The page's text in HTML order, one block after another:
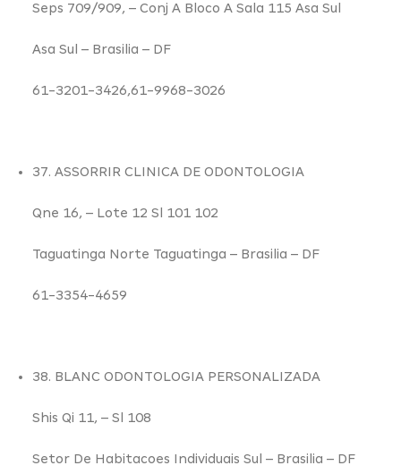
Seps 709/909, – Conj A Bloco A Sala 115 Asa Sul
Asa Sul – Brasilia – DF
61-3201-3426,61-9968-3026
37. ASSORRIR CLINICA DE ODONTOLOGIA
Qne 16, – Lote 12 Sl 101 102
Taguatinga Norte Taguatinga – Brasilia – DF
61-3354-4659
38. BLANC ODONTOLOGIA PERSONALIZADA
Shis Qi 11, – Sl 108
Setor De Habitacoes Individuais Sul – Brasilia – DF